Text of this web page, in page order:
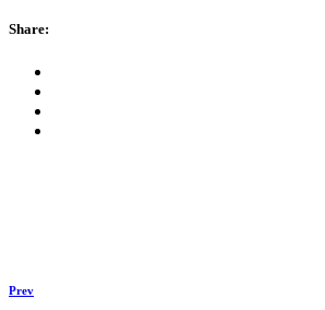
Share:
Prev